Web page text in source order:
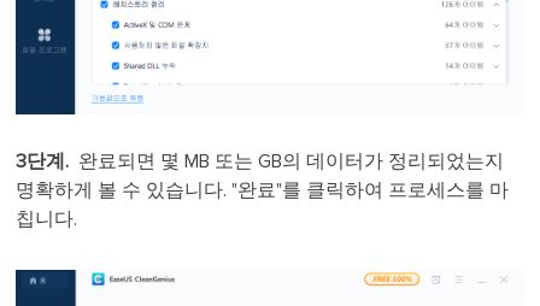
3단계. 완료되면 몇 MB 또는 GB의 데이터가 정리되었는지
명확하게 볼 수 있습니다. "완료"를 클릭하여 프로세스를 마
칩니다.